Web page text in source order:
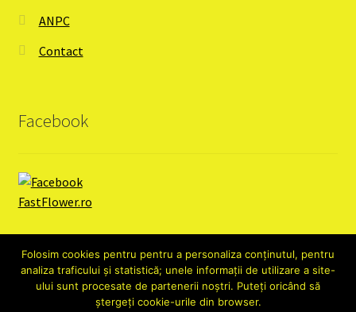
ANPC
Contact
Facebook
Folosim cookies pentru pentru a personaliza conținutul, pentru
analiza traficului și statistică; unele informații de utilizare a site-
ului sunt procesate de partenerii noștri. Puteți oricând să
ștergeți cookie-urile din browser.